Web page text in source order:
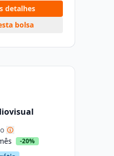
detalhes
bolsa
-20%